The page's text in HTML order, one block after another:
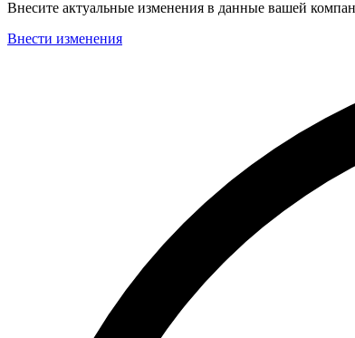
Внесите актуальные изменения в данные вашей
Внести изменения